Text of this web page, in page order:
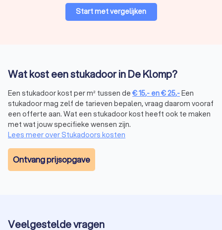
Start met vergelijken
Wat kost een stukadoor in De Klomp?
Een stukadoor kost per m² tussen de €15,- en€25,-Een
stukadoor mag zelf de tarieven bepalen, vraag daarom vooraf
een offerte aan. Wat een stukadoor kost heeft ook te maken
met wat jouw specifieke wensen zijn.
Lees meer over Stukadoors kosten
Ontvang prijsopgave
Veelgestelde vragen